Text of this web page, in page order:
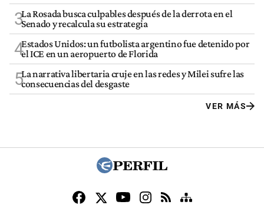
3La Rosada busca culpables después de la derrota en el
Senado y recalcula su estrategia
4Estados Unidos: un futbolista argentino fue detenido por
el ICE en un aeropuerto de Florida
5La narrativa libertaria cruje en las redes y Milei sufre las
consecuencias del desgaste
VER MÁS